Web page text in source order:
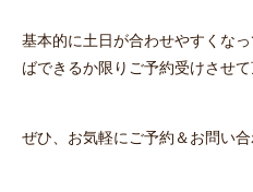
基本的に土日が合わせやすくな
ばできるか限りご予約受けさせて
ぜひ、お気軽にご予約＆お問い